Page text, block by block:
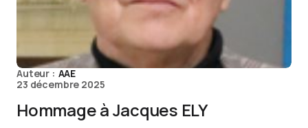
Auteur : AAE
23 décembre 2025
Hommage à Jacques ELY